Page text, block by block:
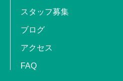
スタッフ募集
ブログ
アクセス
FAQ